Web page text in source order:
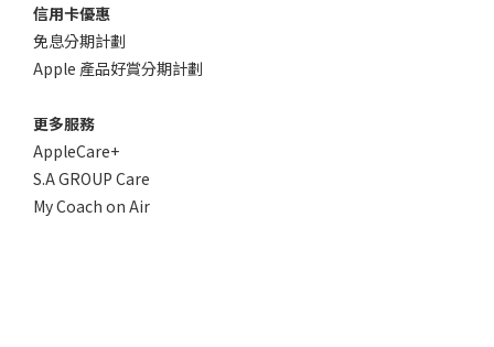
信用卡優惠
免息分期計劃
Apple 產品好賞分期計劃
更多服務
AppleCare+
S.A GROUP Care
My Coach on Air